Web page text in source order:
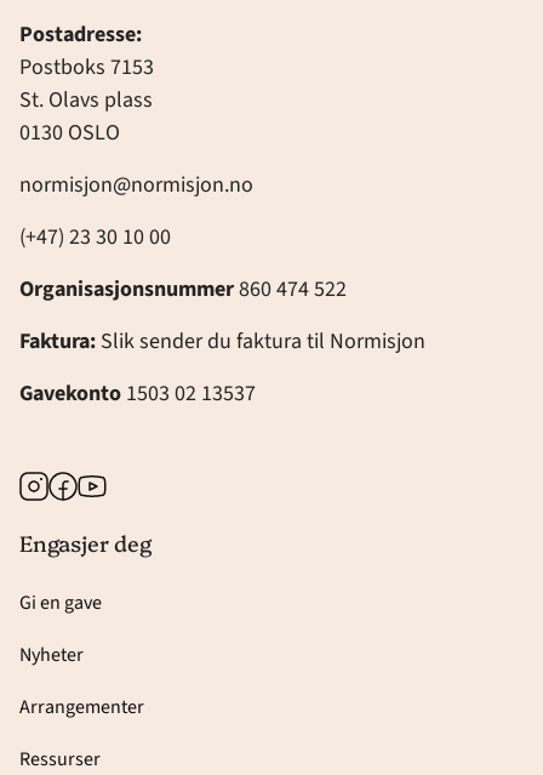
Postadresse:
Postboks 7153
St. Olavs plass
0130 OSLO
normisjon@normisjon.no
(+47) 23 30 10 00
Organisasjonsnummer860 474 522
Faktura: Slik sender du faktura til Normisjon
Gavekonto 1503 02 13537
Instagram
Facebook
Youtube
Engasjer deg
Gi en gave
Nyheter
Arrangementer
Ressurser